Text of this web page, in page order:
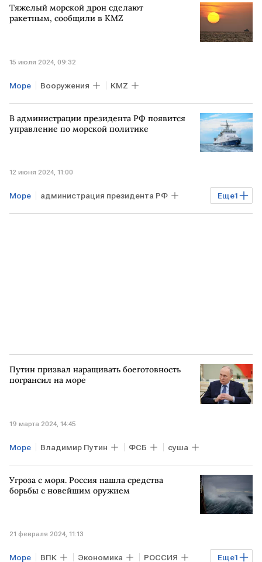
Тяжелый морской дрон сделают
ракетным, сообщили в KMZ
15 июля 2024, 09:32
Море Вооружения KMZ
В администрации президента РФ появится
управление по морской политике
12 июня 2024, 11:00
Еще1
Море администрация президента РФ
политика
Путин призвал наращивать боеготовность
погрансил на море
19 марта 2024, 14:45
Море Владимир Путин ФСБ суша
Угроза с моря. Россия нашла средства
борьбы с новейшим оружием
21 февраля 2024, 11:13
Еще1
Море ВПК Экономика РОССИЯ